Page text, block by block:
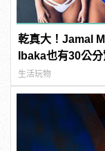
乾真大！Jamal
Ibaka也有30公分
生活玩物